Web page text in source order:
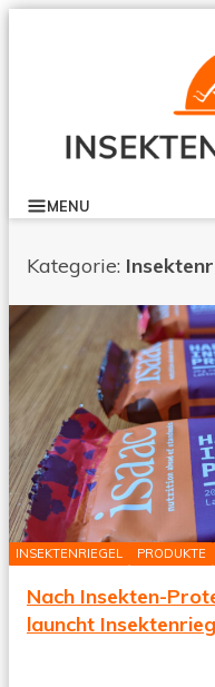
MENU
Kategorie:
INSEKTENRIEGEL PRODUKTE
Nach Insekten-
launcht